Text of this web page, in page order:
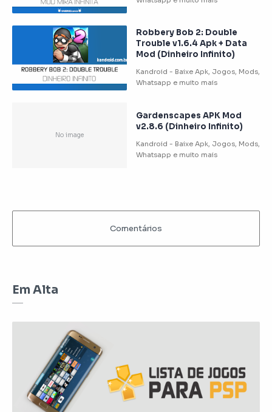
Robbery Bob 2: Double
Trouble v1.6.4 Apk + Data
Mod (Dinheiro Infinito)
Gardenscapes APK Mod
v2.8.6 (Dinheiro Infinito)
Em Alta